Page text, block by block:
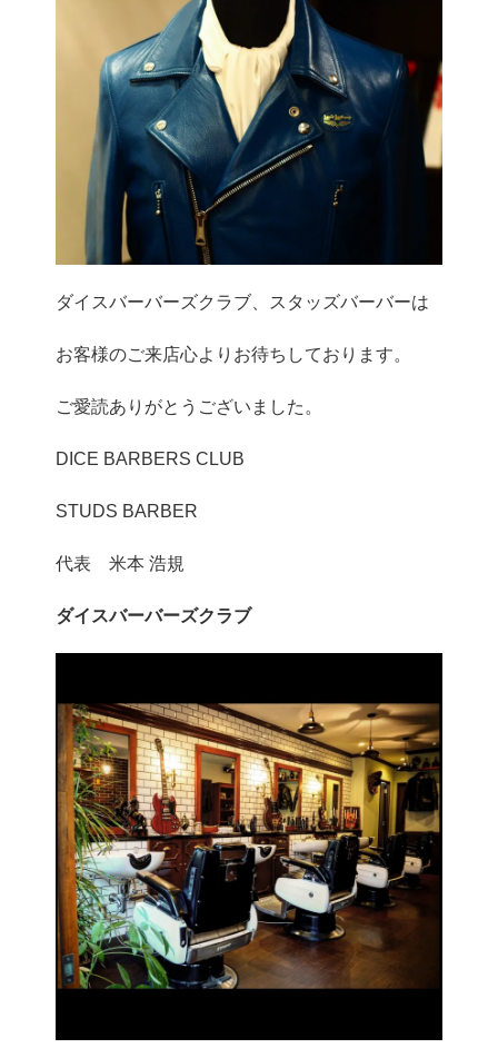
ダイスバーバーズクラブ、スタッズバーバーは
お客様のご来店心よりお待ちしております。
ご愛読ありがとうございました。
DICE BARBERS CLUB
STUDS BARBER
代表 米本 浩規
ダイスバーバーズクラブ